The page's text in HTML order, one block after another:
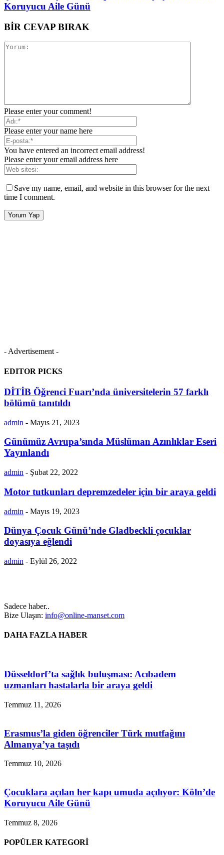
Koruyucu Aile Günü
BİR CEVAP BIRAK
Please enter your comment!
Please enter your name here
You have entered an incorrect email address!
Please enter your email address here
Save my name, email, and website in this browser for the next
time I comment.
- Advertisement -
EDITOR PICKS
DİTİB Öğrenci Fuarı’nda üniversitelerin 57 farklı
bölümü tanıtıldı
admin - Mayıs 21, 2023
Günümüz Avrupa’sında Müslüman Azınlıklar Eseri
Yayınlandı
admin - Şubat 22, 2022
Motor tutkunları depremzedeler için bir araya geldi
admin - Mayıs 19, 2023
Dünya Çocuk Günü’nde Gladbeckli çocuklar
doyasıya eğlendi
admin - Eylül 26, 2022
Sadece haber..
Bize Ulaşın: info@online-manset.com
DAHA FAZLA HABER
Düsseldorf’ta sağlık buluşması: Acıbadem
uzmanları hastalarla bir araya geldi
Temmuz 11, 2026
Erasmus’la giden öğrenciler Türk mutfağını
Almanya’ya taşıdı
Temmuz 10, 2026
Çocuklara açılan her kapı umuda açılıyor: Köln’de
Koruyucu Aile Günü
Temmuz 8, 2026
POPÜLER KATEGORİ